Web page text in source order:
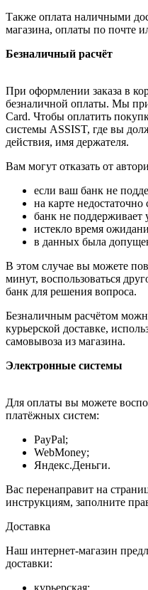
Также оплата наличными
магазина, оплаты по почте
Безналичный расчёт
При оформлении заказа в
безналичной оплаты. Мы
Card. Чтобы оплатить
системы ASSIST, где вы
действия, имя держателя.
Вам могут отказать от
если ваш банк не
на карте
банк не поддерживает
истекло время
в данных была
В этом случае вы можете
минут, воспользоваться
банк для решения вопроса.
Безналичным расчётом
курьерской доставке,
самовывоза из магазина.
Электронные системы
Для оплаты вы можете
платёжных систем:
PayPal;
WebMoney;
Яндекс.Деньги.
Вас перенаправит на
инструкциям, заполните
Доставка
Наш интернет-магазин
доставки: